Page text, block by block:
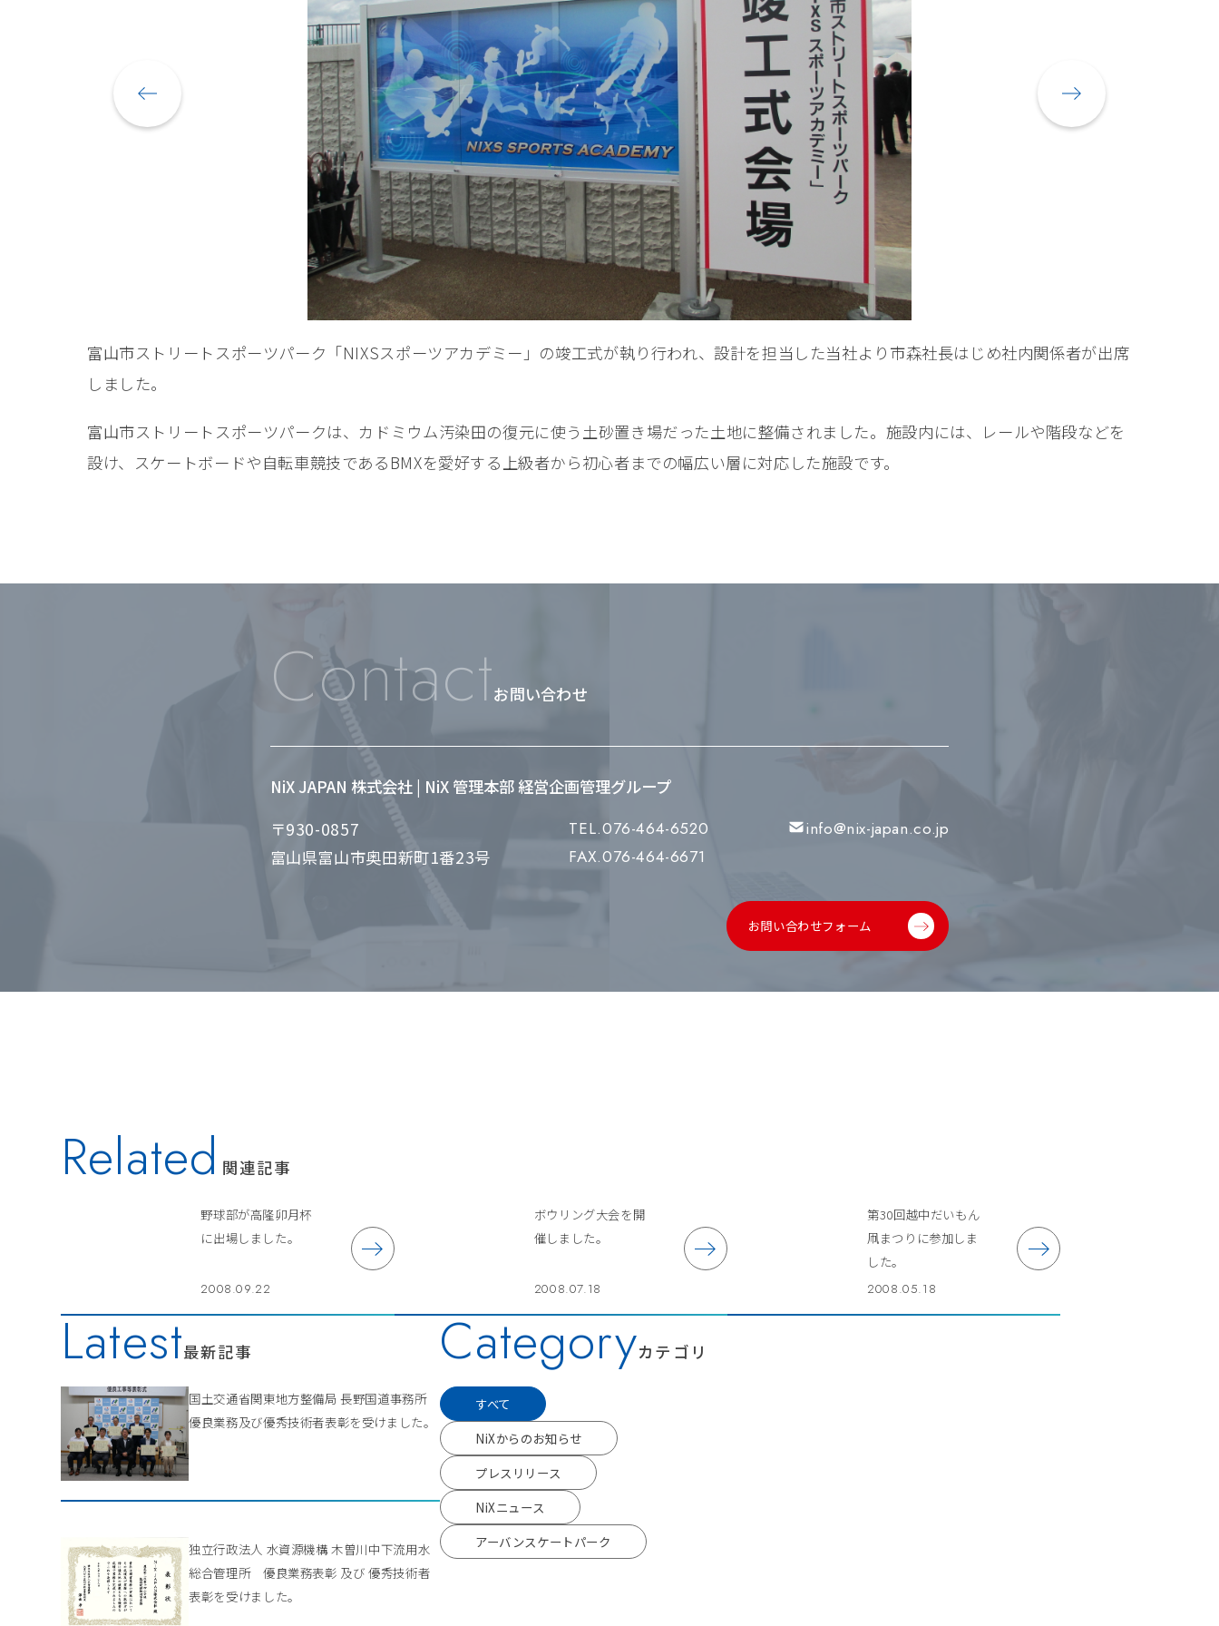
富山市ストリートスポーツパーク「NIXSスポーツアカデミー」の竣工式が執り行われ、設計を担当した当社より市森社長はじめ社内関係者が出席
しました。
富山市ストリートスポーツパークは、カドミウム汚染田の復元に使う土砂置き場だった土地に整備されました。施設内には、レールや階段などを
設け、スケートボードや自転車競技であるBMXを愛好する上級者から初心者までの幅広い層に対応した施設です。
Contactお問い合わせ
NiX JAPAN 株式会社 | NiX 管理本部 経営企画管理グループ
〒930-0857
富山県富山市奥田新町1番23号
TEL.076-464-6520
FAX.076-464-6671
info@nix-japan.co.jp
お問い合わせフォーム
Related 関連記事
野球部が高隆卯月杯
に出場しました。
2008.09.22
ボウリング大会を開
催しました。
2008.07.18
第30回越中だいもん
凧まつりに参加しま
した。
2008.05.18
Latest最新記事
国土交通省関東地方整備局 長野国道事務所
優良業務及び優秀技術者表彰を受けました。
独立行政法人 水資源機構 木曽川中下流用水
総合管理所 優良業務表彰 及び 優秀技術者
表彰を受けました。
Categoryカテゴリ
すべて
NiXからのお知らせ
プレスリリース
NiXニュース
アーバンスケートパーク